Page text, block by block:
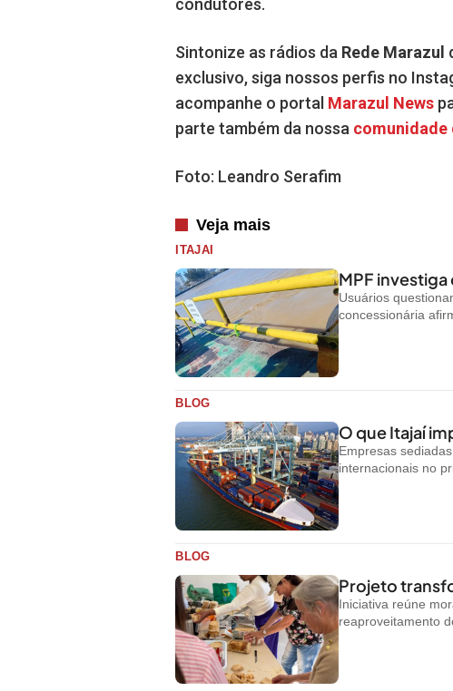
condutores.
Sintonize as rádios da Rede Marazul
exclusivo, siga nossos perfis no
acompanhe o portal Marazul News
parte também da nossa comunidade
Foto: Leandro Serafim
Veja mais
ITAJAI
MPF
Usuários
concessionária
BLOG
O que Itajaí
Empresas
internacionais no
BLOG
Projeto
Iniciativa reúne
reaproveitamento